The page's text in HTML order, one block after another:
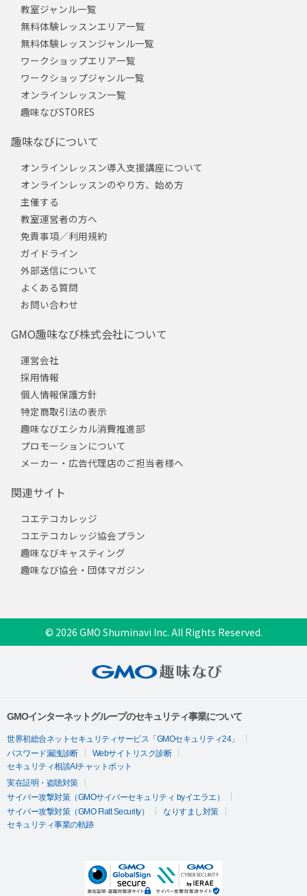
教室ジャンル一覧
無料体験レッスンエリア一覧
無料体験レッスンジャンル一覧
ワークショップエリア一覧
ワークショップジャンル一覧
オンラインレッスン一覧
趣味なびSTORES
趣味なびについて
オンラインレッスン導入支援講座について
オンラインレッスンのやり方、始め方
主催する
教室運営者の方へ
免責事項／利用規約
ガイドライン
外部送信について
よくある質問
お問い合わせ
GMO趣味なび株式会社について
運営会社
採用情報
個人情報保護方針
特定商取引法の表示
趣味なびエシカル消費推進部
プロモーションについて
メーカー・広告代理店のご担当者様へ
関連サイト
コエテコカレッジ
コエテコカレッジ協会プラン
趣味なびキャスティング
趣味なび協会・団体マガジン
© 2026 GMO Shuminavi Inc. All Rights Reserved.